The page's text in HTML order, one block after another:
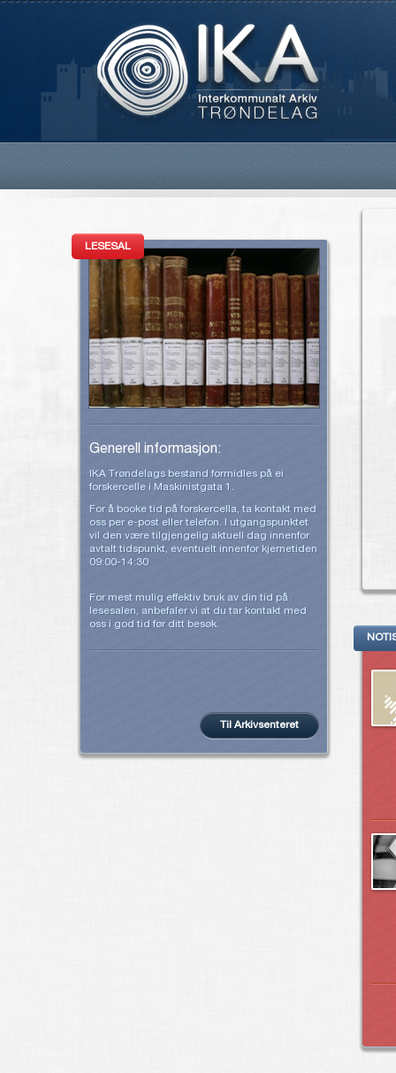
LESESAL
Generell informasjon:
IKA Trøndelags bestand formidles på ei
forskercelle i Maskinistgata 1.
For å booke tid på forskercella, ta kontakt med
oss per e-post eller telefon. I utgangspunktet
vil den være tilgjengelig aktuell dag innenfor
avtalt tidspunkt, eventuelt innenfor kjernetiden
09:00-14:30
For mest mulig effektiv bruk av din tid på
lesesalen, anbefaler vi at du tar kontakt med
oss i god tid før ditt besøk.
Til Arkivsenteret